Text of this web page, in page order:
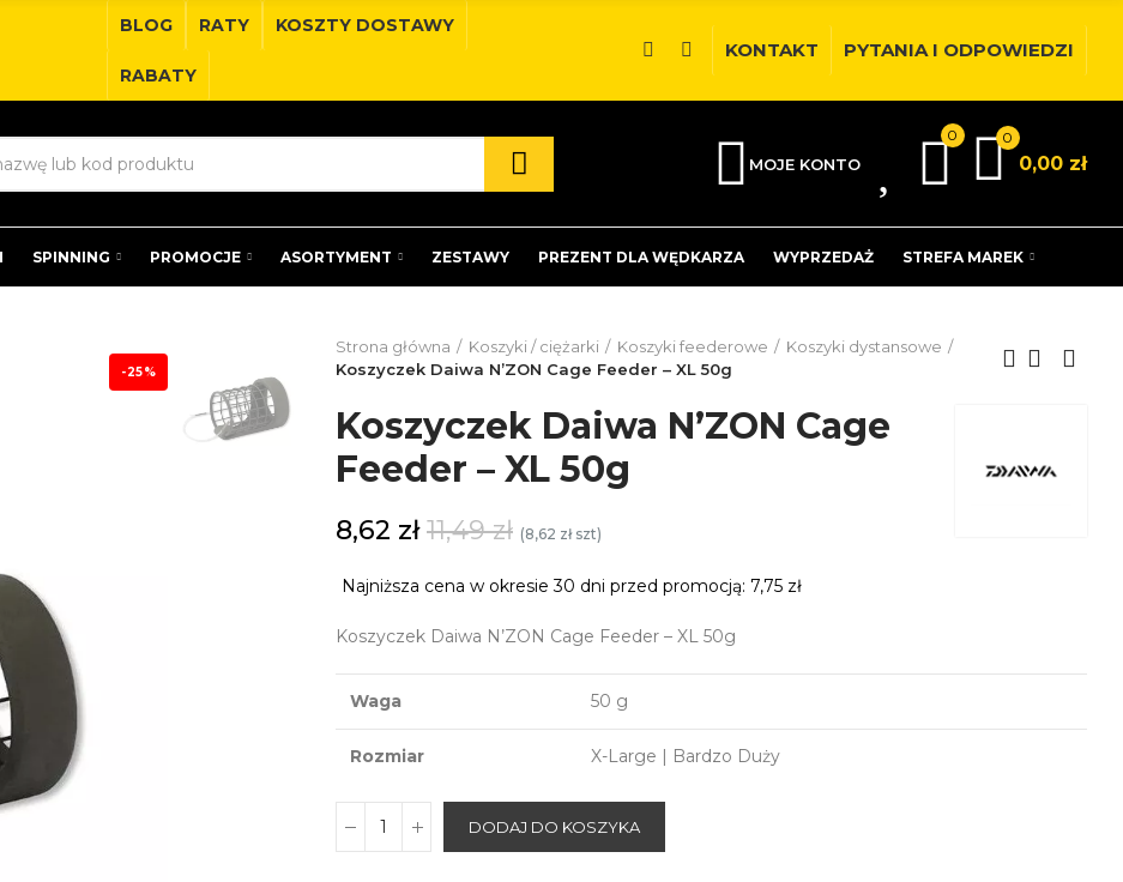
BLOG RATY KOSZTY DOSTAWY
RABATY
KONTAKT PYTANIA I ODPOWIEDZI
MOJE KONTO
0 0
0,00 zł
SPINNING PROMOCJE ASORTYMENT ZESTAWY PREZENT DLA WĘDKARZA WYPRZEDAŻ STREFA MAREK
-25%
Strona główna Koszyki / ciężarki Koszyki feederowe
Koszyki dystansowe
Koszyczek Daiwa N’ZON Cage Feeder – XL 50g
Koszyczek Daiwa N’ZON Cage
Feeder – XL 50g
8,62 zł11,49 zł (8,62 zł szt)
Najniższa cena w okresie 30 dni przed promocją: 7,75 zł
Koszyczek Daiwa N’ZON Cage Feeder – XL 50g
Waga 50 g
Rozmiar X-Large | Bardzo Duży
DODAJ DO KOSZYKA